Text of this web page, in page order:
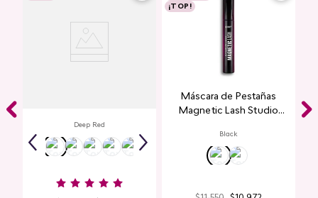
Deep Red
¡TOP!
Máscara de Pestañas
Magnetic Lash Studio
Black